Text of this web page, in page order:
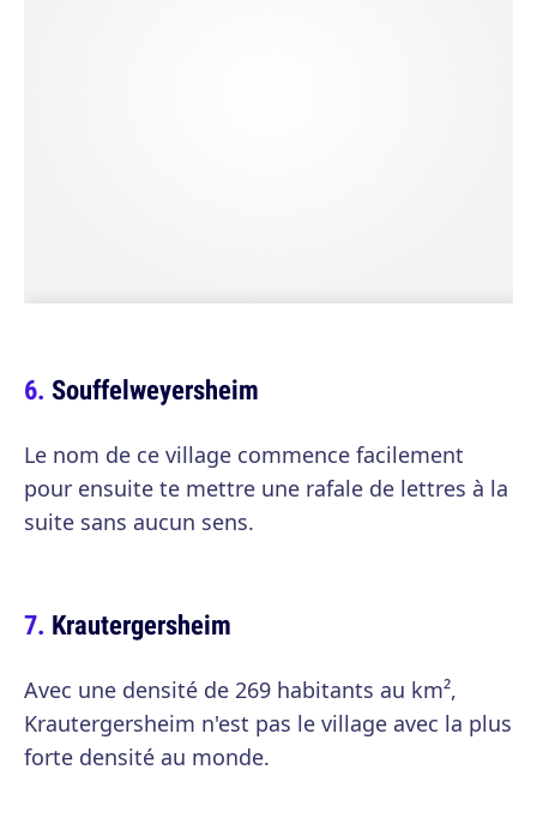
Souffelweyersheim
Le nom de ce village commence facilement
pour ensuite te mettre une rafale de lettres à la
suite sans aucun sens.
Krautergersheim
Avec une densité de 269 habitants au km²,
Krautergersheim n'est pas le village avec la plus
forte densité au monde.